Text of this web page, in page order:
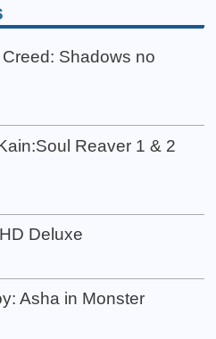
Creed: Shadows no
Reaver 1 & 2
Deluxe
Asha in Monster